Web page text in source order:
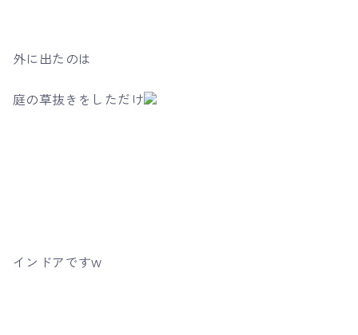
外に出たのは
庭の草抜きをしただけ
インドアですw